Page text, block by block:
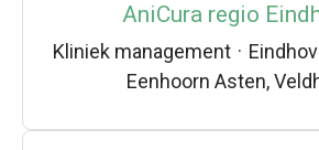
AniCura regio
Kliniek management ·
Eenhoorn Asten,